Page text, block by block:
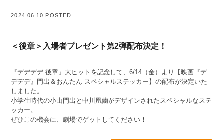
2024.06.10 POSTED
＜後章＞入場者プレゼント第2弾配布決定！
『デデデデ 後章』大ヒットを記念して、6/14（金）より【映画『デ
デデデ』門出＆おんたん スペシャルステッカー】の配布が決定いた
しました。
小学生時代の小山門出と中川凰蘭がデザインされたスペシャルなステ
ッカー。
ぜひこの機会に、劇場でゲットしてください！